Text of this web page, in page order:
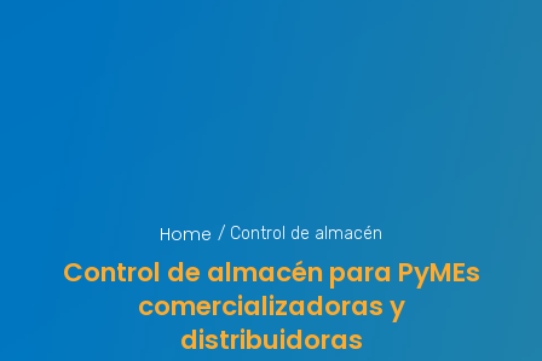
Home / Control de almacén
Control de almacén para PyMEs
comercializadoras y
distribuidoras